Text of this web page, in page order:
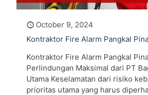
October 9, 2024
Kontraktor Fire Alarm Pangkal
Kontraktor Fire Alarm Pangkal
Perlindungan Maksimal dari PT
Utama Keselamatan dari risiko
prioritas utama yang harus